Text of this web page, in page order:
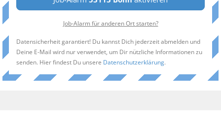
Job-Alarm für anderen Ort starten?
Datensicherheit garantiert! Du kannst Dich jederzeit abmelden und
Deine E-Mail wird nur verwendet, um Dir nützliche Informationen zu
senden. Hier findest Du unsere Datenschutzerklärung.